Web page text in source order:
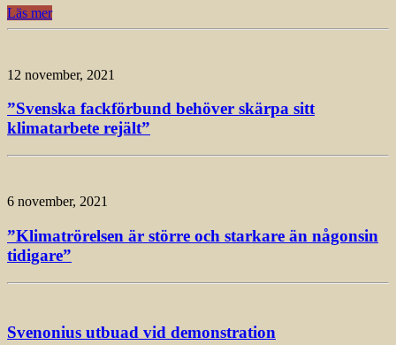
Läs mer
12 november, 2021
”Svenska fackförbund behöver skärpa sitt
klimatarbete rejält”
6 november, 2021
”Klimatrörelsen är större och starkare än någonsin
tidigare”
Svenonius utbuad vid demonstration